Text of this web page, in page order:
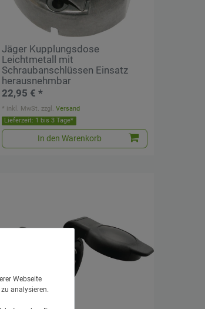
Jäger Kupplungsdose
Leichtmetall mit
Schraubanschlüssen Einsatz
herausnehmbar
22,95 € *
Lieferzeit: 1 bis 3 Tage*
In den Warenkorb
* inkl. MwSt. zzgl.Versand
Webseite
analysieren.